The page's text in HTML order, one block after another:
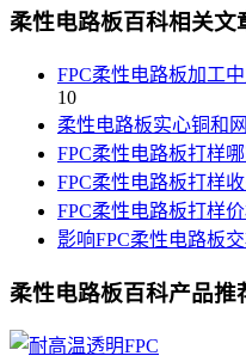
柔性电路板百科相关文
FPC柔性电路板加工
10
柔性电路板实心铜和
FPC柔性电路板打样哪
FPC柔性电路板打样收
FPC柔性电路板打样价
影响FPC柔性电路板
柔性电路板百科产品推